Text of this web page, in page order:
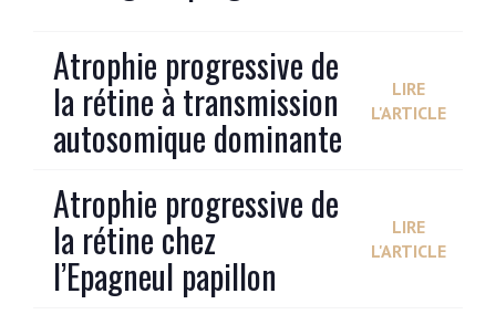
Atrophie progressive de
la rétine à transmission
autosomique dominante
LIRE
L'ARTICLE
Atrophie progressive de
la rétine chez
l’Epagneul papillon
LIRE
L'ARTICLE